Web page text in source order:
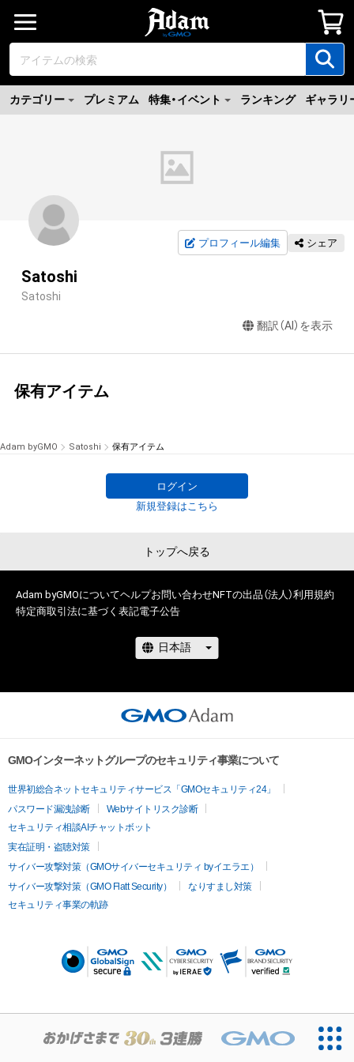
カテゴリー プレミアム 特集・イベント ランキング ギャラリ
プロフィール編集 シェア
Satoshi
Satoshi
翻訳（AI）を表示
保有アイテム
Adam byGMO Satoshi 保有アイテム
ログイン
新規登録はこちら
トップへ戻る
Adam byGMOについてヘルプお問い合わせNFTの出品（法人）利用規約
特定商取引法に基づく表記電子公告
GMOインターネットグループのセキュリティ事業について
世界初総合ネットセキュリティサービス「GMOセキュリティ24」
パスワード漏洩診断
Webサイトリスク診断
セキュリティ相談AIチャットボット
実在証明・盗聴対策
サイバー攻撃対策（GMOサイバーセキュリティ byイエラエ）
サイバー攻撃対策（GMO Flatt Security）
なりすまし対策
セキュリティ事業の軌跡